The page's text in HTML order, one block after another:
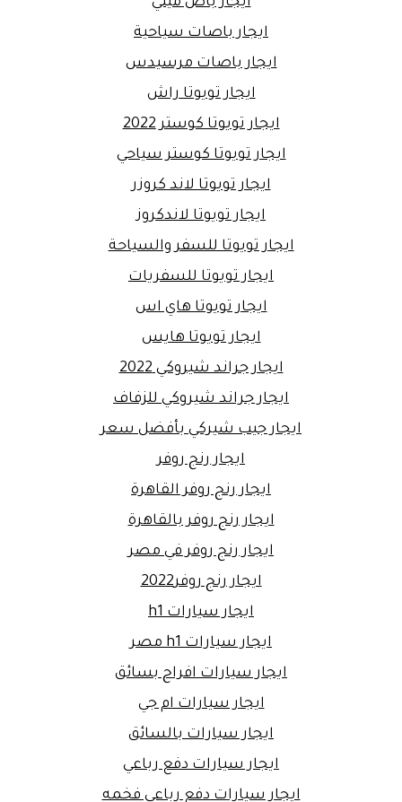
ايجار باصات سياحية
ايجار باصات مرسيدس
ايجار تويوتا راش
ايجار تويوتا كوستر 2022
ايجار تويوتا كوستر سياحي
ايجار تويوتا لاند كروزر
ايجار تويوتا لاندكروز
ايجار تويوتا للسفر والسياحة
ايجار تويوتا للسفريات
ايجار تويوتا هاي اس
ايجار تويوتا هايس
ايجار جراند شيروكي 2022
ايجار جراند شيروكي للزفاف
ايجار جيب شيركي بأفضل سعر
ايجار رنج روفر
ايجار رنج روفر القاهرة
ايجار رنج روفر بالقاهرة
ايجار رنج روفر في مصر
ايجار رنج روفر2022
ايجار سيارات h1
ايجار سيارات h1 مصر
ايجار سيارات افراح بسائق
ايجار سيارات ام جي
ايجار سيارات بالسائق
ايجار سيارات دفع رباعي
ايجار سيارات دفع رباعي فخمه